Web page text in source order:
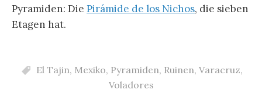
Pyramiden: Die Pirámide de los Nichos, die sieben
Etagen hat.
El Tajin, Mexiko, Pyramiden, Ruinen, Varacruz,
Voladores